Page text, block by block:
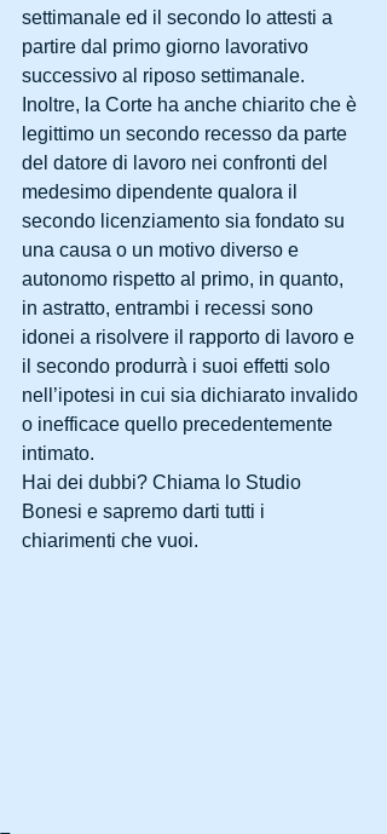
settimanale ed il secondo lo attesti a
partire dal primo giorno lavorativo
successivo al riposo settimanale.
Inoltre, la Corte ha anche chiarito che è
legittimo un secondo recesso da parte
del datore di lavoro nei confronti del
medesimo dipendente qualora il
secondo licenziamento sia fondato su
una causa o un motivo diverso e
autonomo rispetto al primo, in quanto,
in astratto, entrambi i recessi sono
idonei a risolvere il rapporto di lavoro e
il secondo produrrà i suoi effetti solo
nell’ipotesi in cui sia dichiarato invalido
o inefficace quello precedentemente
intimato.
Hai dei dubbi? Chiama lo Studio
Bonesi e sapremo darti tutti i
chiarimenti che vuoi.